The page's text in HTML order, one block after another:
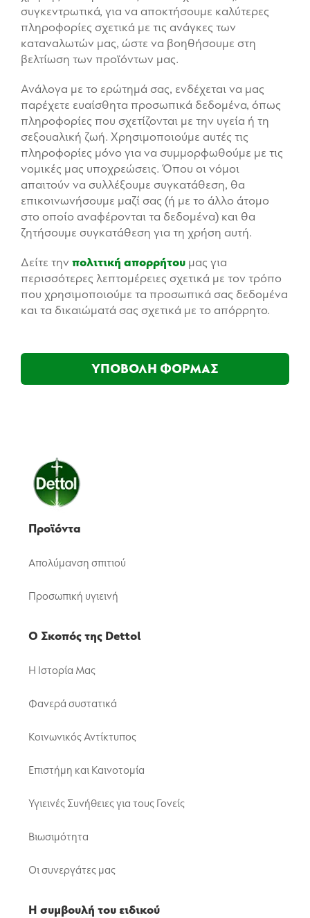
Προϊόντα
Απολύμανση σπιτιού
Προσωπική υγιεινή
Ο Σκοπός της Dettol
Η Ιστορία Μας
Φανερά συστατικά
Κοινωνικός Αντίκτυπος
Επιστήμη και Καινοτομία
Υγιεινές Συνήθειες για τους Γονείς
Βιωσιμότητα
Οι συνεργάτες μας
Η συμβουλή του ειδικού